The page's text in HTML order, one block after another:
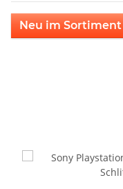
Neu im Sortiment